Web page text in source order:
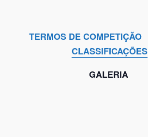
TERMOS DE COMPETIÇÃO
CLASSIFICAÇÕES
GALERIA